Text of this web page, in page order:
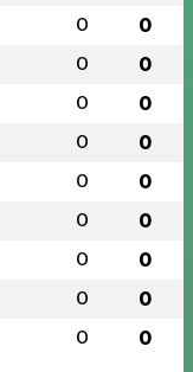
0 0
0 0
0 0
0 0
0 0
0 0
0 0
0 0
0 0